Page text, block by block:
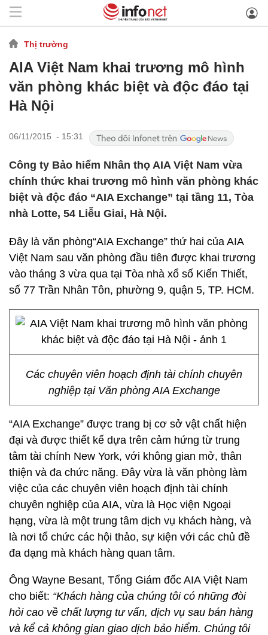
Thị trường
AIA Việt Nam khai trương mô hình
văn phòng khác biệt và độc đáo tại
Hà Nội
06/11/2015 - 15:31
Công ty Bảo hiểm Nhân thọ AIA Việt Nam vừa
chính thức khai trương mô hình văn phòng khác
biệt và độc đáo “AIA Exchange” tại tầng 11, Tòa
nhà Lotte, 54 Liễu Giai, Hà Nội.
Đây là văn phòng“AIA Exchange” thứ hai của AIA
Việt Nam sau văn phòng đầu tiên được khai trương
vào tháng 3 vừa qua tại Tòa nhà xổ số Kiến Thiết,
số 77 Trần Nhân Tôn, phường 9, quận 5, TP. HCM.
Các chuyên viên hoạch định tài chính chuyên
nghiệp tại Văn phòng AIA Exchange
“AIA Exchange” được trang bị cơ sở vật chất hiện
đại và được thiết kế dựa trên cảm hứng từ trung
tâm tài chính New York, với không gian mở, thân
thiện và đa chức năng. Đây vừa là văn phòng làm
việc của các chuyên viên hoạch định tài chính
chuyên nghiệp của AIA, vừa là Học viện Ngoại
hạng, vừa là một trung tâm dịch vụ khách hàng, và
là nơi tổ chức các hội thảo, sự kiện với các chủ đề
đa dạng mà khách hàng quan tâm.
Ông Wayne Besant, Tổng Giám đốc AIA Việt Nam
cho biết: “Khách hàng của chúng tôi có những đòi
hỏi cao về chất lượng tư vấn, dịch vụ sau bán hàng
và kể cả không gian giao dịch bảo hiểm. Chúng tôi